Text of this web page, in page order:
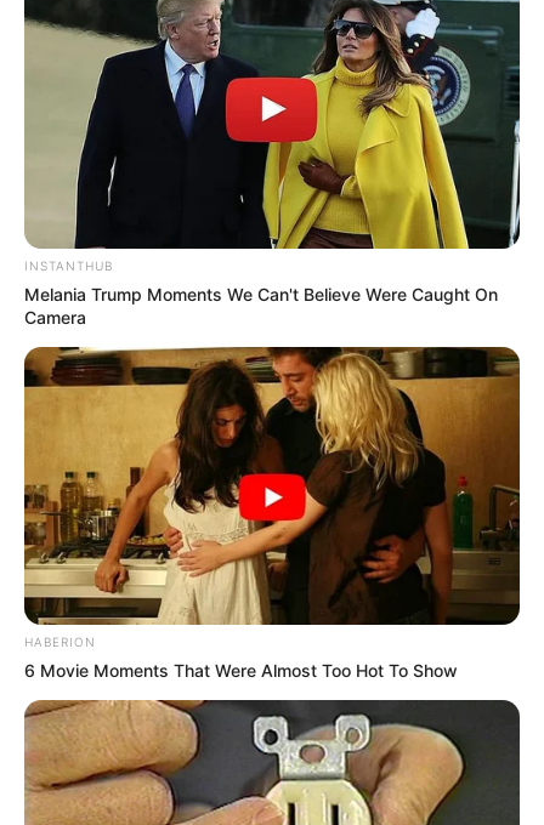
INSTANTHUB
Melania Trump Moments We Can't Believe Were Caught On
Camera
HABERION
6 Movie Moments That Were Almost Too Hot To Show